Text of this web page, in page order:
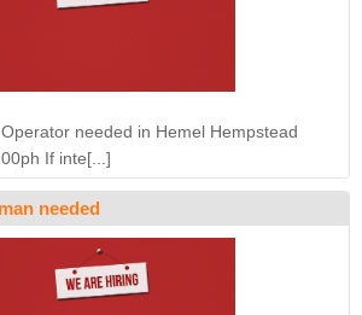
needed in Hemel Hempstead
If inte[...]
needed